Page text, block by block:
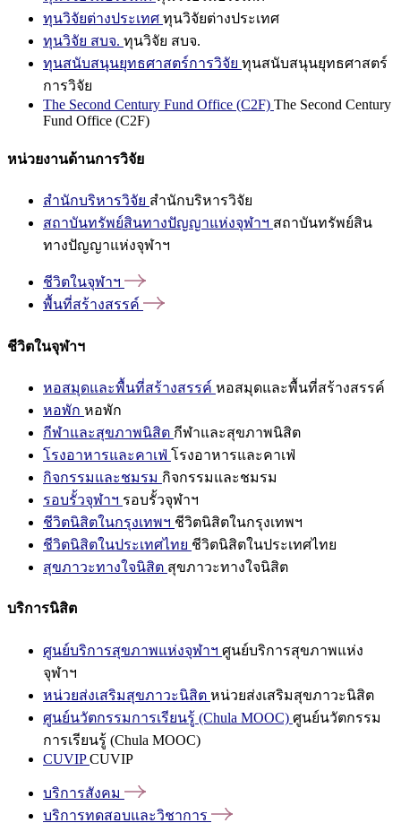
ทุนวิจัยต่างประเทศ ทุนวิจัยต่างประเทศ
ทุนวิจัย สบจ. ทุนวิจัย สบจ.
ทุนสนับสนุนยุทธศาสตร์การวิจัย ทุนสนับสนุนยุทธศาสตร์
การวิจัย
The Second Century Fund Office (C2F) The Second Century
Fund Office (C2F)
หน่วยงานด้านการวิจัย
สำนักบริหารวิจัย สำนักบริหารวิจัย
สถาบันทรัพย์สินทางปัญญาแห่งจุฬาฯ สถาบันทรัพย์สิน
ทางปัญญาแห่งจุฬาฯ
ชีวิตในจุฬาฯ
พื้นที่สร้างสรรค์
ชีวิตในจุฬาฯ
หอสมุดและพื้นที่สร้างสรรค์ หอสมุดและพื้นที่สร้างสรรค์
หอพัก หอพัก
กีฬาและสุขภาพนิสิต กีฬาและสุขภาพนิสิต
โรงอาหารและคาเฟ่ โรงอาหารและคาเฟ่
กิจกรรมและชมรม กิจกรรมและชมรม
รอบรั้วจุฬาฯ รอบรั้วจุฬาฯ
ชีวิตนิสิตในกรุงเทพฯ ชีวิตนิสิตในกรุงเทพฯ
ชีวิตนิสิตในประเทศไทย ชีวิตนิสิตในประเทศไทย
สุขภาวะทางใจนิสิต สุขภาวะทางใจนิสิต
บริการนิสิต
ศูนย์บริการสุขภาพแห่งจุฬาฯ ศูนย์บริการสุขภาพแห่ง
จุฬาฯ
หน่วยส่งเสริมสุขภาวะนิสิต หน่วยส่งเสริมสุขภาวะนิสิต
ศูนย์นวัตกรรมการเรียนรู้ (Chula MOOC) ศูนย์นวัตกรรม
การเรียนรู้ (Chula MOOC)
CUVIPCUVIP
บริการสังคม
บริการทดสอบและวิชาการ